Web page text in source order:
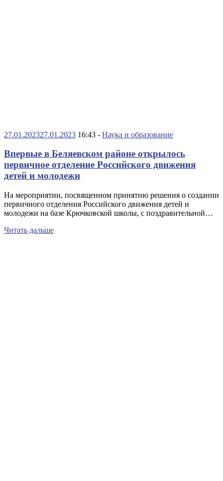
27.01.202327.01.2023 16:43 - Наука и образование
Впервые в Беляевском районе открылось
первичное отделение Российского движения
детей и молодежи
На мероприятии, посвященном принятию решения о создании
первичного отделения Российского движения детей и
молодежи на базе Крючковской школы, с поздравительной…
Читать дальше